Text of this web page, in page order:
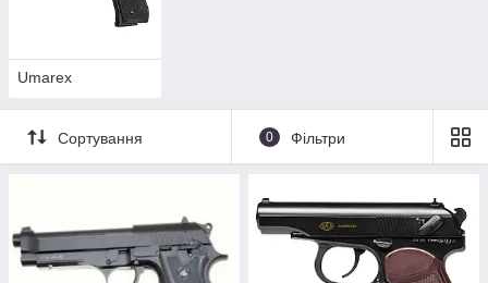
Umarex
Сортування 0 Фільтри